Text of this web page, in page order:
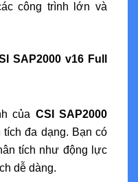
công trình lớn và
SAP2000 v16 Full
của CSI SAP2000
đa dạng. Bạn có
tích như động lực
dễ dàng.